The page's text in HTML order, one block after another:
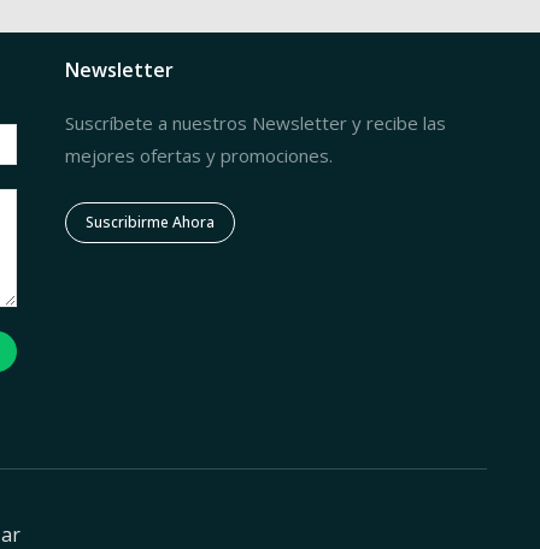
Newsletter
Suscríbete a nuestros Newsletter y recibe las
mejores ofertas y promociones.
Suscribirme Ahora